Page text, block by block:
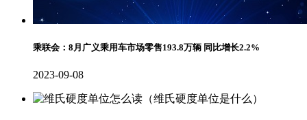
乘联会：8月广义乘用车市场零售193.8万辆 同比增长2.2%
2023-09-08